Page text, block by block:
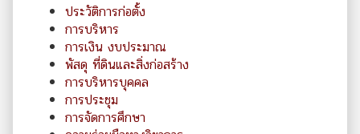
ประวัติการก่อตั้ง
การบริหาร
การเงิน งบประมาณ
พัสดุ ที่ดินและสิ่งก่อสร้าง
การบริหารบุคคล
การประชุม
การจัดการศึกษา